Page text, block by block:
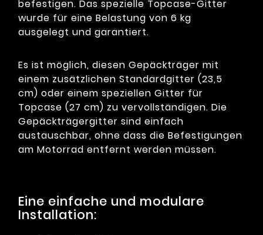
befestigen. Das spezielle Topcase-Gitter
wurde für eine Belastung von 6 kg
ausgelegt und garantiert.
Es ist möglich, diesen Gepäckträger mit
einem zusätzlichen Standardgitter (23,5
cm) oder einem speziellen Gitter für
Topcase (27 cm) zu vervollständigen. Die
Gepäckträgergitter sind einfach
austauschbar, ohne dass die Befestigungen
am Motorrad entfernt werden müssen.
Eine einfache und modulare
Installation: